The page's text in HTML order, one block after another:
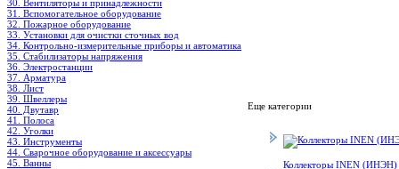
30. Вентиляторы и принадлежности
31. Вспомогательное оборудование
32. Пожарное оборудование
33. Установки для очистки сточных вод
34. Контрольно-измерительные приборы и автоматика
35. Стабилизаторы напряжения
36. Электростанции
37. Арматура
38. Лист
39. Швеллеры
40. Двутавр
41. Полоса
42. Уголки
43. Инструменты
44. Сварочное оборудование и аксессуары
45. Ванны
Еще категории
Коллекторы INEN (ИНЭН)